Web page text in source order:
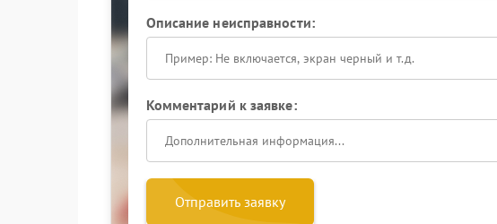
Описание неисправности:
Комментарий к заявке:
Отправить заявку